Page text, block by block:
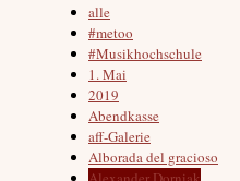
alle
#metoo
#Musikhochschule
1. Mai
2019
Abendkasse
aff-Galerie
Alborada del gracioso